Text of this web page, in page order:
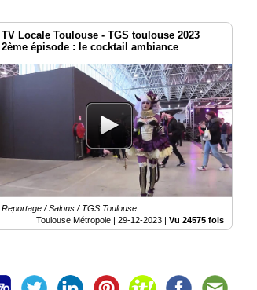
TV Locale Toulouse - TGS toulouse 2023
2ème épisode : le cocktail ambiance
Reportage / Salons / TGS Toulouse
Toulouse Métropole |29-12-2023 |Vu 24575 fois